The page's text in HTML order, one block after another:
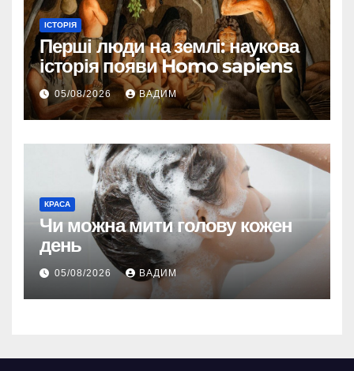
ІСТОРІЯ
Перші люди на землі: наукова
історія появи Homo sapiens
05/08/2026 ВАДИМ
КРАСА
Чи можна мити голову кожен
день
05/08/2026 ВАДИМ